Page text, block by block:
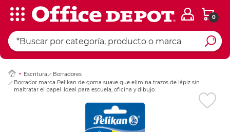
0
Escritura
Borradores
Borrador marca Pelikan de goma suave que elimina trazos de lápiz sin
maltratar el papel. Ideal para escuela, oficina y dibujo.
Ingresar Codigo